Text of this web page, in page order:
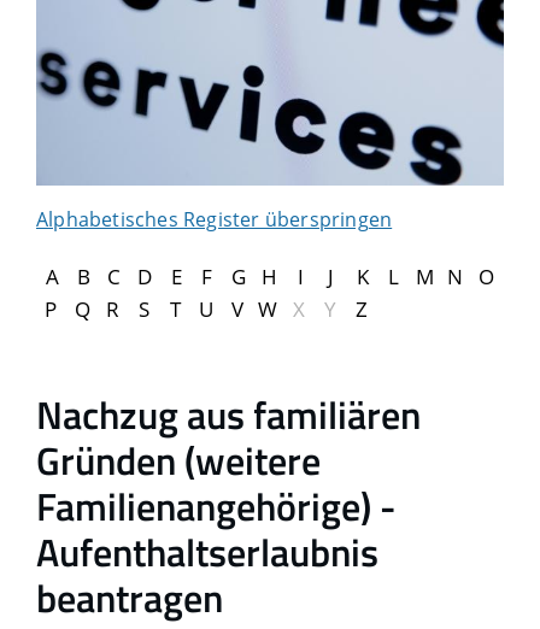
Alphabetisches Register überspringen
A B C D E F G H I J K L M N
O
P
Q R S T U V W X Y Z
Nachzug aus familiären
Gründen (weitere
Familienangehörige) -
Aufenthaltserlaubnis
beantragen